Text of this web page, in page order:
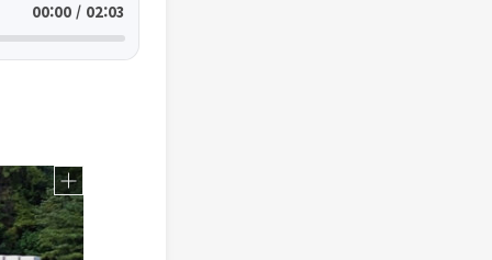
00:00 / 02:03